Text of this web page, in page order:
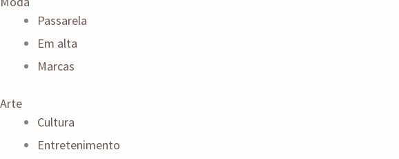
Passarela
Em alta
Marcas
Arte
Cultura
Entretenimento